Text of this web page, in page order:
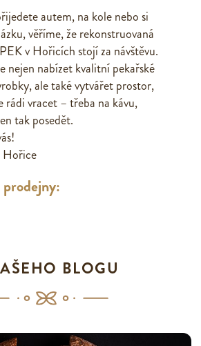
autem, na kole nebo si
věříme, že rekonstruovaná
v Hořicích stojí za návštěvu.
nejen nabízet kvalitní pekařské
ale také vytvářet prostor,
rádi vracet – třeba na kávu,
tak posedět.
prodejny:
BLOGU